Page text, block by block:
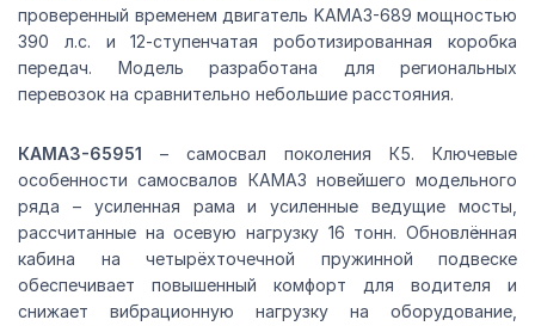
проверенный временем двигатель KAMAЗ-689 мощностью
390 л.с. и 12-ступенчатая роботизированная коробка
передач. Модель разработана для региональных
перевозок на сравнительно небольшие расстояния.
КАМАЗ-65951 – самосвал поколения К5. Ключевые
особенности самосвалов КАМАЗ новейшего модельного
ряда – усиленная рама и усиленные ведущие мосты,
рассчитанные на осевую нагрузку 16 тонн. Обновлённая
кабина на четырёхточечной пружинной подвеске
обеспечивает повышенный комфорт для водителя и
снижает вибрационную нагрузку на оборудование,